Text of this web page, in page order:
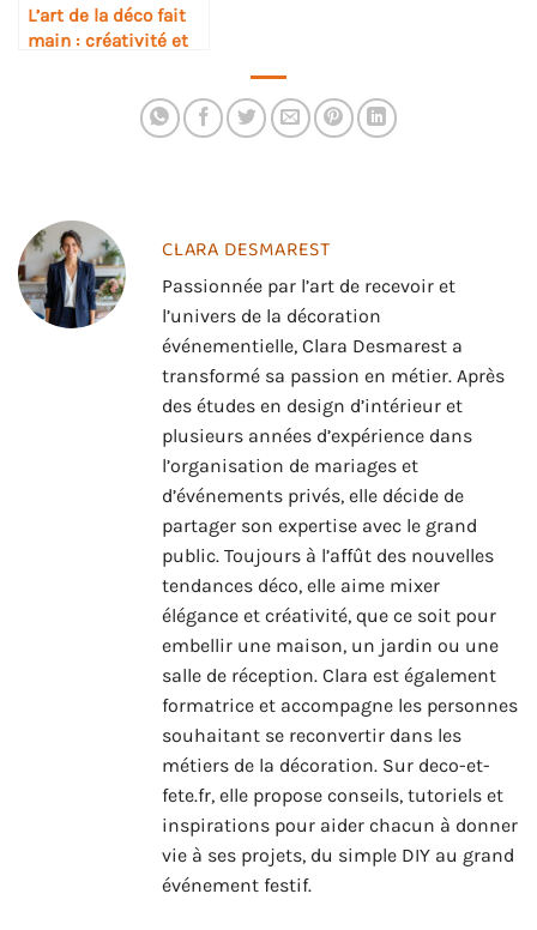
L’art de la déco fait
main : créativité et
CLARA DESMAREST
Passionnée par l’art de recevoir et
l’univers de la décoration
événementielle, Clara Desmarest a
transformé sa passion en métier. Après
des études en design d’intérieur et
plusieurs années d’expérience dans
l’organisation de mariages et
d’événements privés, elle décide de
partager son expertise avec le grand
public. Toujours à l’affût des nouvelles
tendances déco, elle aime mixer
élégance et créativité, que ce soit pour
embellir une maison, un jardin ou une
salle de réception. Clara est également
formatrice et accompagne les personnes
souhaitant se reconvertir dans les
métiers de la décoration. Sur deco-et-
fete.fr, elle propose conseils, tutoriels et
inspirations pour aider chacun à donner
vie à ses projets, du simple DIY au grand
événement festif.